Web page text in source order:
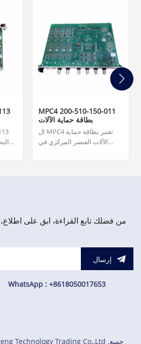
يصل
MPC4 200-510-150-011
بطاقة حماية الآلات
ال MPC4 تعتبر بطاقة حماية
الآلات العنصر المركزي في
البطاقة متعددة الاستخدامات
من فضلك تابع القراءة، ابق على
إرسال
WhatsApp : +8618050017653